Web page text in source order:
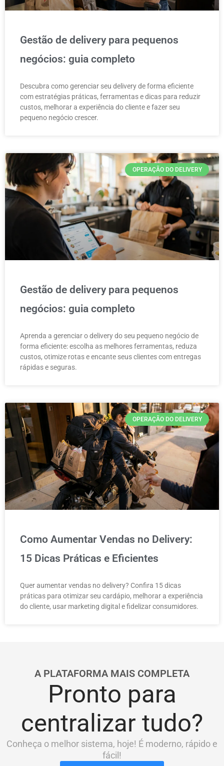
Gestão de delivery para pequenos
negócios: guia completo
Descubra como gerenciar seu delivery de forma eficiente
com estratégias práticas, ferramentas e dicas para reduzir
custos, melhorar a experiência do cliente e fazer seu
pequeno negócio crescer.
OPERAÇÃO DO DELIVERY
Gestão de delivery para pequenos
negócios: guia completo
Aprenda a gerenciar o delivery do seu pequeno negócio de
forma eficiente: escolha as melhores ferramentas, reduza
custos, otimize rotas e encante seus clientes com entregas
rápidas e seguras.
OPERAÇÃO DO DELIVERY
Como Aumentar Vendas no Delivery:
15 Dicas Práticas e Eficientes
Quer aumentar vendas no delivery? Confira 15 dicas
práticas para otimizar seu cardápio, melhorar a experiência
do cliente, usar marketing digital e fidelizar consumidores.
A PLATAFORMA MAIS COMPLETA
Pronto para
centralizar tudo?
Conheça o melhor sistema, hoje! É moderno, rápido e
fácil!